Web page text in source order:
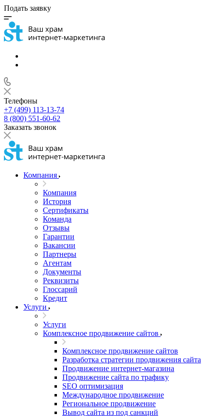
Подать заявку
Телефоны
+7 (499) 113-13-74
8 (800) 551-60-62
Заказать звонок
Компания
Компания
История
Сертификаты
Команда
Отзывы
Гарантии
Вакансии
Партнеры
Агентам
Документы
Реквизиты
Глоссарий
Кредит
Услуги
Услуги
Комплексное продвижение сайтов
Комплексное продвижение сайтов
Разработка стратегии продвижения сайта
Продвижение интернет-магазина
Продвижение сайта по трафику
SEO оптимизация
Международное продвижение
Региональное продвижение
Вывод сайта из под санкций